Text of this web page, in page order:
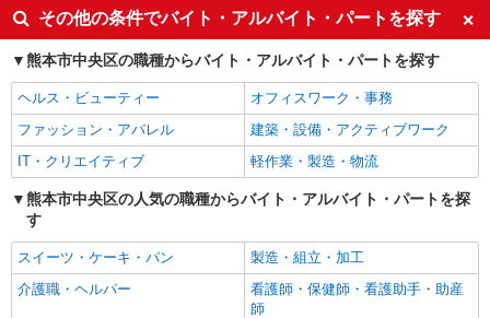
車通勤OK
交通費支給
社会保険あり
社員登用あり
その他の条件でバイト・アルバイト・パートを探す
熊本市中央区の職種からバイト・アルバイト・パートを探す
ヘルス・ビューティー
オフィスワーク・事務
ファッション・アパレル
建築・設備・アクティブワーク
IT・クリエイティブ
軽作業・製造・物流
熊本市中央区の人気の職種からバイト・アルバイト・パートを探
す
スイーツ・ケーキ・パン
製造・組立・加工
介護職・ヘルパー
看護師・保健師・看護助手・助産
師